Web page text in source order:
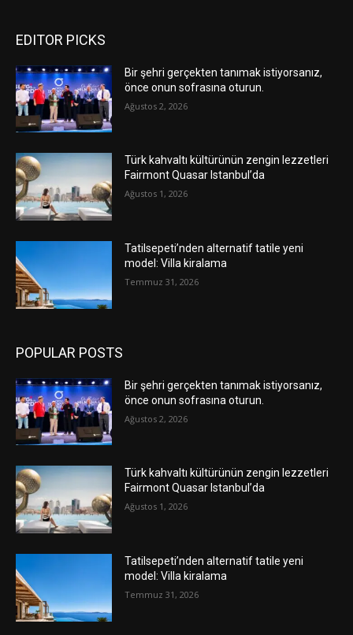
EDITOR PICKS
Bir şehri gerçekten tanımak istiyorsanız,
önce onun sofrasına oturun.
Ağustos 2, 2026
Türk kahvaltı kültürünün zengin lezzetleri
Fairmont Quasar Istanbul’da
Ağustos 1, 2026
Tatilsepeti’nden alternatif tatile yeni
model: Villa kiralama
Temmuz 31, 2026
POPULAR POSTS
Bir şehri gerçekten tanımak istiyorsanız,
önce onun sofrasına oturun.
Ağustos 2, 2026
Türk kahvaltı kültürünün zengin lezzetleri
Fairmont Quasar Istanbul’da
Ağustos 1, 2026
Tatilsepeti’nden alternatif tatile yeni
model: Villa kiralama
Temmuz 31, 2026